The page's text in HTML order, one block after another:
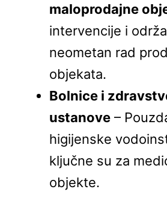
maloprodajne
intervencije i
neometan rad
objekata.
Bolnice i
ustanove–
higijenske
ključne su za
objekte.